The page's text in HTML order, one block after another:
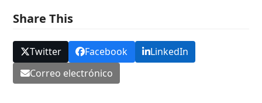
Share This
Twitter Facebook
LinkedIn
Correo electrónico